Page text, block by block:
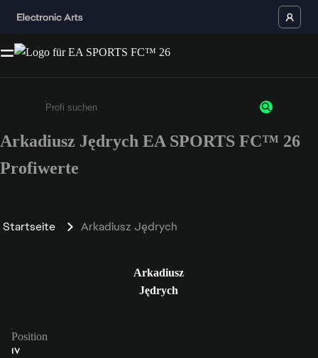
Gib mindestens 3 Zeichen oder Ziffern ein
Arkadiusz Jędrych EA SPORTS FC™ 26
Profiwerte
Startseite Arkadiusz Jędrych
Arkadiusz
Jędrych
Position
IV